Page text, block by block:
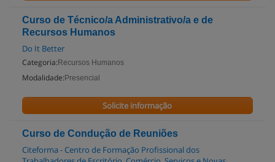
Curso de Técnico/a Administrativo/a e de
Recursos Humanos
Do It Better
Categoria: Recursos Humanos
Modalidade: Presencial
Solicite informação
Curso de Condução de Reuniões
Citeforma - Centro de Formação Profissional dos